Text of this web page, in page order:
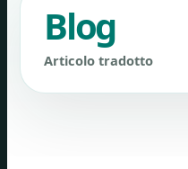
Blog
Articolo tradotto